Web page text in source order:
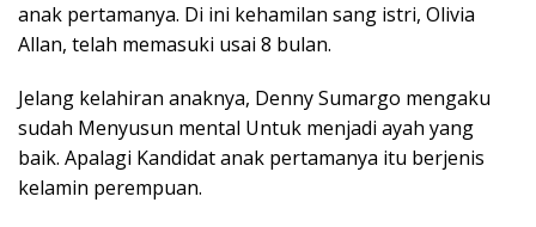
anak pertamanya. Di ini kehamilan sang istri, Olivia
Allan, telah memasuki usai 8 bulan.
Jelang kelahiran anaknya, Denny Sumargo mengaku
sudah Menyusun mental Untuk menjadi ayah yang
baik. Apalagi Kandidat anak pertamanya itu berjenis
kelamin perempuan.